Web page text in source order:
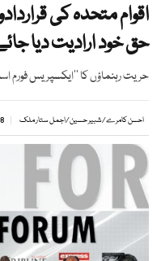
اقوام متحدہ کی
حق خود ارادیت دیا
حریت رہنماؤں کا ’’ایکسپریس فورم
احسن کامرے/شبیر حسین/اجمل ستار ملک